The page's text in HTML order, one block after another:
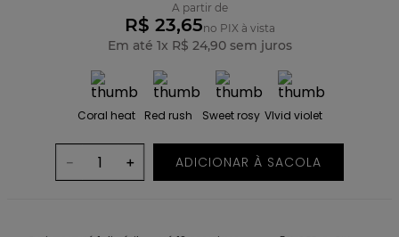
A partir de
R$ 23,65no PIX à vista
Em até 1x R$ 24,90sem juros
Coral heat Red rush Sweet rosy VIvid violet
＋
－ ADICIONAR À SACOLA